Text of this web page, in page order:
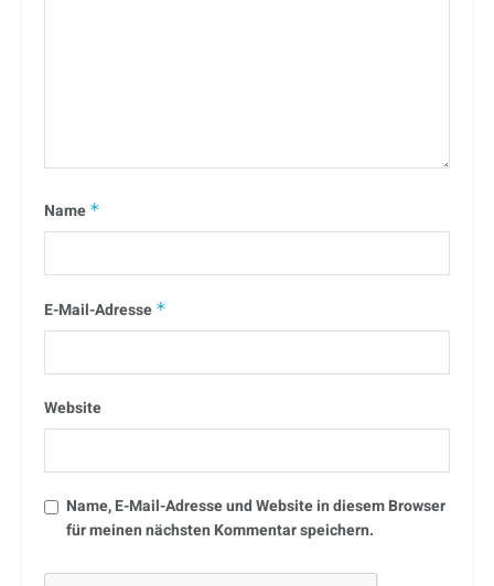
Name *
E-Mail-Adresse *
Website
Name, E-Mail-Adresse und Website in diesem Browser
für meinen nächsten Kommentar speichern.